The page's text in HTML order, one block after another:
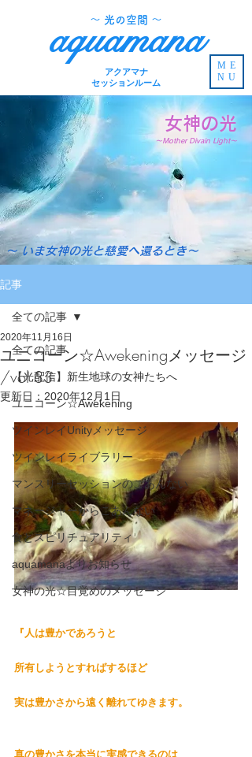
aquamana
​～ 光の空間 ～
アクアマナ
セッションルーム
ME
NU
～Mother Divain Light～
女神の光
～ いま女神の光と慈愛へ還るとき～
記事
全ての記事
【光配信】新生地球の女神たちへ
ユニコーン☆Awekening
ツインレイUnityメッセージ
ツインレイライブラリー
マンスリーセッションのごあんない
マネージャーからごあんない
食とスピリチュアリティ
aquamanaよりお知らせ
女神の光☆目覚めのメッセージ
全ての記事
ユニコーン☆Awekeningメッセージ
/vol 33
2020年11月16日
更新日： 2020年12月1日
『人は豊かであろうと
所有しようとすればするほど
実は豊かさから遠く離れてゆきます。
真の豊かさを本当に実感できるのは